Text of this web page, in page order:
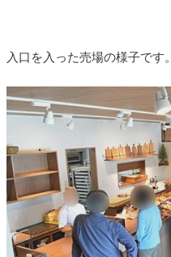
入口を入った売場の様子です。